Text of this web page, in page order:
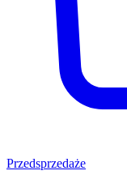
Przedsprzedaże